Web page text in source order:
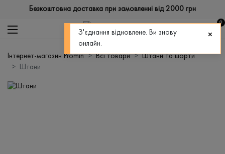
Безкоштовна доставка при замовленні від 2000 грн
0
Інтернет-магазин Promin Всі товари
Штани та шорти
Штани
З'єднання відновлене. Ви знову
онлайн.